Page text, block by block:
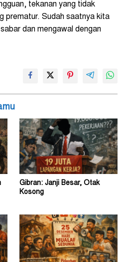
tekanan yang tidak
prematur. Sudah saatnya kita
dan mengawal dengan
Gibran: Janji Besar, Otak
Kosong